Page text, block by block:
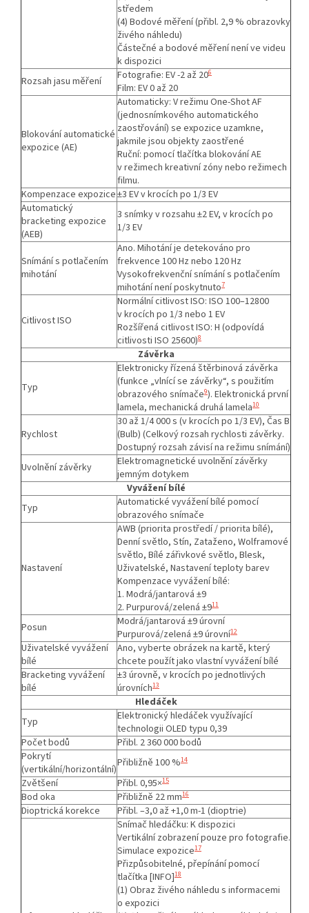
středem
(4) Bodové měření (přibl. 2,9 % obrazovky
živého náhledu)
Částečné a bodové měření není ve videu
k dispozici
Rozsah jasu měření
Fotografie: EV -2 až 206
Film: EV 0 až 20
Blokování automatické
expozice (AE)
Automaticky: V režimu One-Shot AF
(jednosnímkového automatického
zaostřování) se expozice uzamkne,
jakmile jsou objekty zaostřené
Ruční: pomocí tlačítka blokování AE
v režimech kreativní zóny nebo režimech
filmu.
Kompenzace expozice±3 EV v krocích po 1/3 EV
Automatický
bracketing expozice
(AEB)
3 snímky v rozsahu ±2 EV, v krocích po
1/3 EV
Snímání s potlačením
mihotání
Ano. Mihotání je detekováno pro
frekvence 100 Hz nebo 120 Hz
Vysokofrekvenční snímání s potlačením
mihotání není poskytnuto7
Citlivost ISO
Normální citlivost ISO: ISO 100–12800
v krocích po 1/3 nebo 1 EV
Rozšířená citlivost ISO: H (odpovídá
citlivosti ISO 25600)8
Závěrka
Typ
Elektronicky řízená štěrbinová závěrka
(funkce „vlnící se závěrky“, s použitím
obrazového snímače9). Elektronická první
lamela, mechanická druhá lamela10
Rychlost
30 až 1/4 000 s (v krocích po 1/3 EV), Čas B
(Bulb) (Celkový rozsah rychlosti závěrky.
Dostupný rozsah závisí na režimu snímání)
Uvolnění závěrky
Elektromagnetické uvolnění závěrky
jemným dotykem
Vyvážení bílé
Typ
Automatické vyvážení bílé pomocí
obrazového snímače
Nastavení
AWB (priorita prostředí / priorita bílé),
Denní světlo, Stín, Zataženo, Wolframové
světlo, Bílé zářivkové světlo, Blesk,
Uživatelské, Nastavení teploty barev
Kompenzace vyvážení bílé:
1. Modrá/jantarová ±9
2. Purpurová/zelená ±911
Posun
Modrá/jantarová ±9 úrovní
Purpurová/zelená ±9 úrovní12
Uživatelské vyvážení
bílé
Ano, vyberte obrázek na kartě, který
chcete použít jako vlastní vyvážení bílé
Bracketing vyvážení
bílé
±3 úrovně, v krocích po jednotlivých
úrovních13
Hledáček
Typ
Elektronický hledáček využívající
technologii OLED typu 0,39
Počet bodů
Přibl. 2 360 000 bodů
Pokrytí
(vertikální/horizontální)Přibližně 100 %14
Zvětšení Přibl. 0,95×15
Bod oka Přibližně 22 mm16
Dioptrická korekce Přibl. –3,0 až +1,0 m-1 (dioptrie)
Snímač hledáčku: K dispozici
Vertikální zobrazení pouze pro fotografie.
Simulace expozice17
Přizpůsobitelné, přepínání pomocí
tlačítka [INFO]18
(1) Obraz živého náhledu s informacemi
o expozici